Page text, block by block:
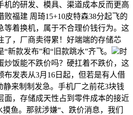
机的研发、模具、渠道成本反而更高
福建 周琦15+10皮特森38分起飞的
等着换机，属于不合理价钱行为。这
了，厂商卖得累！好端端的存储芯
新款发布”和“旧款跳水”齐飞。
时
炒饭能不跌价吗？硬扛着不跌价，这
布发表从3月16日起，但若是有人借
静来制制发急。手机厂之前花3块钱
面，存储成天性占到零件成本的接近
鱼。那就涉嫌“、跌价消息，我们